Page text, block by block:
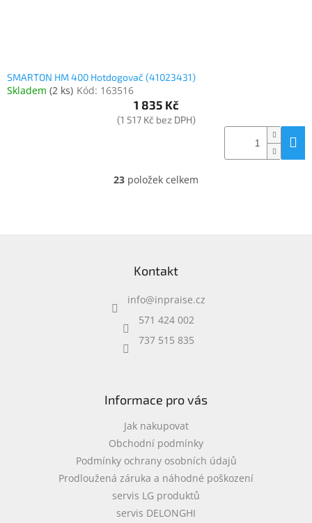
SMARTON HM 400 Hotdogovač (41023431)
Skladem (2 ks) Kód: 163516
1 835 Kč
(1 517 Kč bez DPH)
O
c
í
r
v
y
i
s
u
23 položek celkem
Kontakt
info@inpraise.cz
571 424 002
737 515 835
Informace pro vás
Jak nakupovat
Obchodní podmínky
Podmínky ochrany osobních údajů
Prodloužená záruka a náhodné poškození
servis LG produktů
servis DELONGHI